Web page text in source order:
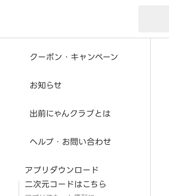
クーポン・キャンペーン
お知らせ
出前にゃんクラブとは
ヘルプ・お問い合わせ
アプリダウンロード
二次元コードはこちら